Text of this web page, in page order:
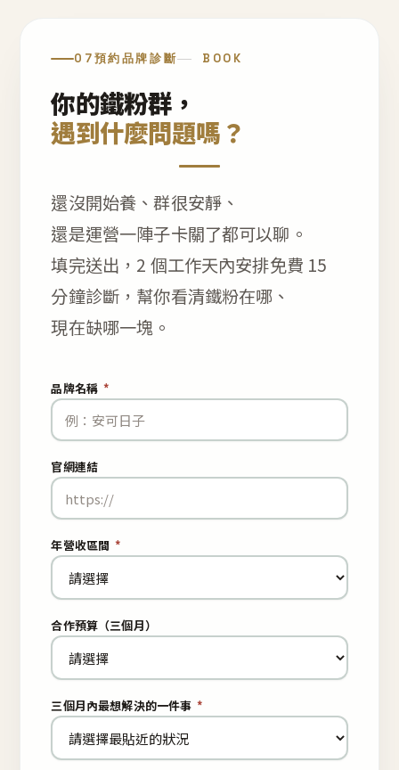
07預約品牌診斷 BOOK
你的鐵粉群，
遇到什麼問題嗎？
還沒開始養、群很安靜、
還是運營一陣子卡關了都可以聊。
填完送出，2 個工作天內安排免費 15
分鐘診斷，幫你看清鐵粉在哪、
現在缺哪一塊。
品牌名稱 *
官網連結
年營收區間 *
合作預算（三個月）
三個月內最想解決的一件事 *